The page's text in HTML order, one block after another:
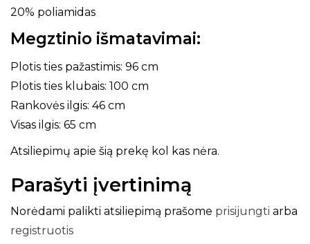
20% poliamidas
Megztinio išmatavimai:
Plotis ties pažastimis: 96 cm
Plotis ties klubais: 100 cm
Rankovės ilgis: 46 cm
Visas ilgis: 65 cm
Atsiliepimų apie šią prekę kol kas nėra.
Parašyti įvertinimą
Norėdami palikti atsiliepimą prašome prisijungti arba
registruotis